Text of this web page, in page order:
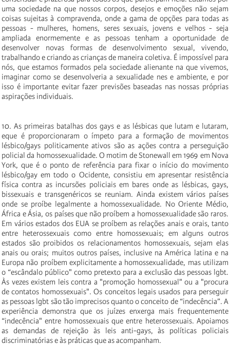
uma sociedade na que nossos corpos, desejos e emoções não sejam
coisas sujeitas à compravenda, onde a gama de opções para todas as
pessoas - mulheres, homens, seres sexuais, jovens e velhos - seja
ampliada enormemente e as pessoas tenham a oportunidade de
desenvolver novas formas de desenvolvimento sexual, vivendo,
trabalhando e criando as crianças de maneira coletiva. É impossível para
nós, que estamos formados pela sociedade alienante na que vivemos,
imaginar como se desenvolveria a sexualidade nes e ambiente, e por
isso é importante evitar fazer previsões baseadas nas nossas próprias
aspirações individuais.
10. As primeiras batalhas dos gays e as lésbicas que lutam e lutaram,
eque é proporcionaram o ímpeto para a formação de movimentos
lésbico/gays politicamente ativos são as ações contra a perseguição
policial da homossexualidade. O motim de Stonewall em 1969 em Nova
York, que é o ponto de referência para fixar o início do movimento
lésbico/gay em todo o Ocidente, consistiu em apresentar resistência
física contra as incursões policiais em bares onde as lésbicas, gays,
bissexuais e transgenéricos se reuniam. Ainda existem vários países
onde se proíbe legalmente a homossexualidade. No Oriente Médio,
África e Ásia, os países que não proíbem a homossexualidade são raros.
Em vários estados dos EUA se proíbem as relações anais e orais, tanto
entre heterossexuais como entre homossexuais; em alguns outros
estados são proibidos os relacionamentos homossexuais, sejam elas
anais ou orais; muitos outros países, inclusive na América latina e na
Europa não proíbem explicitamente a homossexualidade, mas utilizam
o “escândalo público" como pretexto para a exclusão das pessoas lgbt.
Às vezes existem leis contra a "promoção homossexual" ou a "procura
de contatos homossexuais". Os conceitos legais usados para perseguir
as pessoas lgbt são tão imprecisos quanto o conceito de “indecência”. A
experiência demonstra que os juízes enxerga mais frequentemente
“indecência" entre homossexuais que entre heterossexuais. Apoiamos
as demandas de rejeição às leis anti-gays, às políticas policiais
discriminatórias e às práticas que as acompanham.